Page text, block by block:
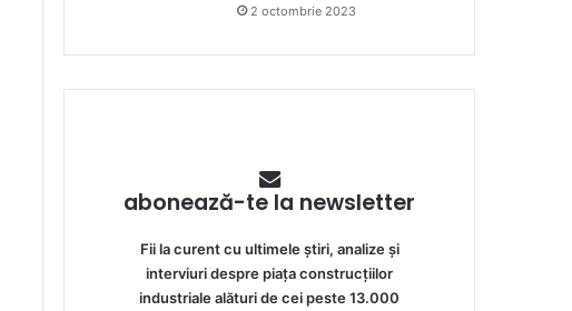
2 octombrie 2023
abonează-te la newsletter
Fii la curent cu ultimele știri, analize și
interviuri despre piața construcțiilor
industriale alături de cei peste 13.000